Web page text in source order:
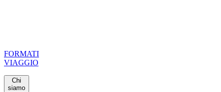
FORMATI
VIAGGIO
Chi
siamo